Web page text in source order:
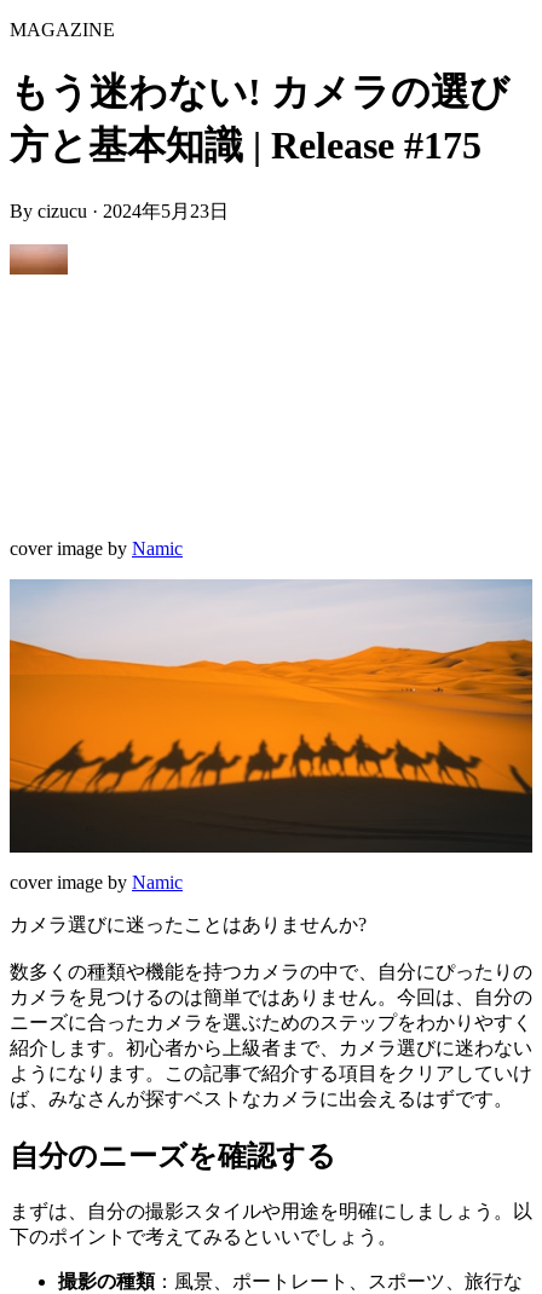
MAGAZINE
もう迷わない! カメラの選び
方と基本知識 | Release #175
By cizucu · 2024年5月23日
cover image by Namic
cover image by Namic
カメラ選びに迷ったことはありませんか?
数多くの種類や機能を持つカメラの中で、自分にぴったりの
カメラを見つけるのは簡単ではありません。今回は、自分の
ニーズに合ったカメラを選ぶためのステップをわかりやすく
紹介します。初心者から上級者まで、カメラ選びに迷わない
ようになります。この記事で紹介する項目をクリアしていけ
ば、みなさんが探すベストなカメラに出会えるはずです。
自分のニーズを確認する
まずは、自分の撮影スタイルや用途を明確にしましょう。以
下のポイントで考えてみるといいでしょう。
撮影の種類：風景、ポートレート、スポーツ、旅行な